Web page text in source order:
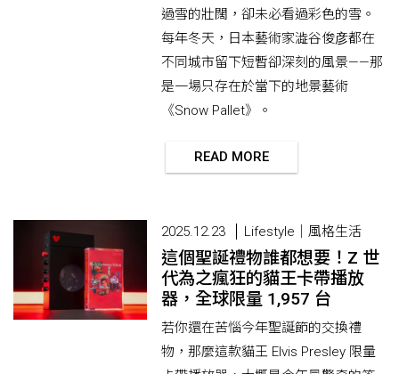
過雪的壯闊，卻未必看過彩色的雪。
每年冬天，日本藝術家澁谷俊彦都在
不同城市留下短暫卻深刻的風景——那
是一場只存在於當下的地景藝術
《Snow Pallet》。
READ MORE
2025.12.23 Lifestyle｜風格生活
這個聖誕禮物誰都想要！Z 世
代為之瘋狂的貓王卡帶播放
器，全球限量 1,957 台
若你還在苦惱今年聖誕節的交換禮
物，那麼這款貓王 Elvis Presley 限量